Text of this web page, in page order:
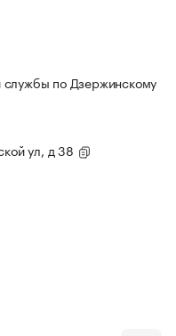
службы по Дзержинскому
ул, д 38